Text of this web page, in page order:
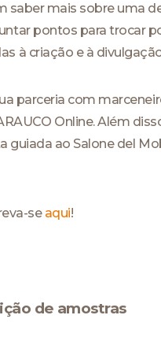
saber mais sobre uma
pontos para trocar
à criação e à
parceria com
Online. Além
ao Salone del
se aqui!
de amostras